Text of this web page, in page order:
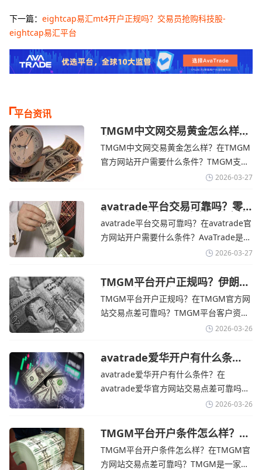
下一篇： eightcap易汇mt4开户正规吗？交易员抢购科技股-
eightcap易汇平台
平台资讯
TMGM中文网交易黄金怎么样？
金价下跌，市场评估伊朗停火前
景-TMGM官网
TMGM中文网交易黄金怎么样？在TMGM
官方网站开户需要什么条件？‌‌‌TMGM支持
全球主流的MT4/MT5平台，同时提供功能
险管理工具。通过TMGM官网交易资讯了
解，金价周四回落，受​美元走强和油价上
涨，使通胀担忧保持不变‌对加息的持续预
2026-03-27
avatrade平台交易可靠吗？零
售企业称中东地区冲突正推高成
本avatrade官网
avatrade平台交易可靠吗？在avatrade官
方网站开户需要什么条件？‌‌‌AvaTrade是一
个在交易优势和可靠性两方面都非常均衡
在学习和探索中成长的新手交易者。通过
avatrade官网交易资讯了解，零售企业警
告称，中东地区的冲突正在推高成本，如
2026-03-27
TMGM平台开户正规吗？伊朗仍
拒绝与美国直接谈判-TMGM官
网
TMGM平台开户正规吗？在TMGM官方网
站交易点差可靠吗？‌‌‌TMGM平台客户资金
存放在澳大利亚国民银行等顶级银行的独
TMGM官网交易资讯了解，伊朗外交部长
表示，尽管德黑兰高级官员正在审查美国
结束战争的提议
2026-03-26
avatrade爱华开户有什么条
件？亚洲市场交易喜忧参半-
avatrade爱华官网
avatrade爱华开户有什么条件？在
avatrade爱华官方网站交易点差可靠吗？‌‌‌
avatrade爱华平台的新手可以用很小的成
标准的MT4、MT5，以及自研的
AvaTradeGO和AvaOptions。通过
avatrade爱华官网交易资讯了解，据伊朗
2026-03-26
TMGM平台开户条件怎么样？美
伊和谈传闻引发油价暴跌-
TMGM官网
TMGM平台开户条件怎么样？在TMGM官
方网站交易点差可靠吗？‌‌‌TMGM是一家交